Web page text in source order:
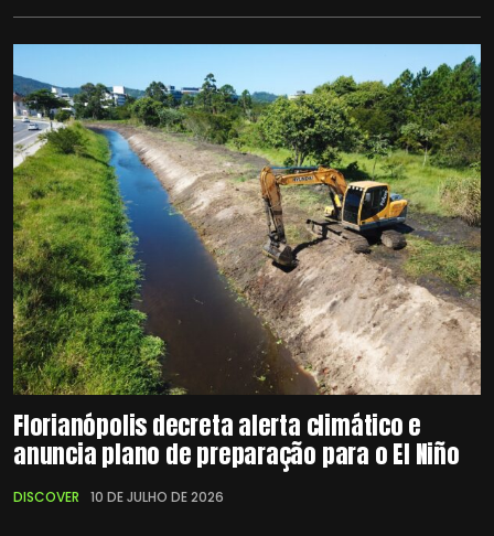
Florianópolis decreta alerta climático e
anuncia plano de preparação para o El Niño
DISCOVER 10 DE JULHO DE 2026